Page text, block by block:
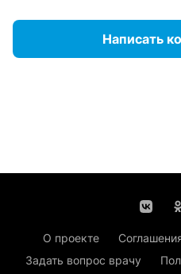
Написать
О проекте
Задать вопрос врачу